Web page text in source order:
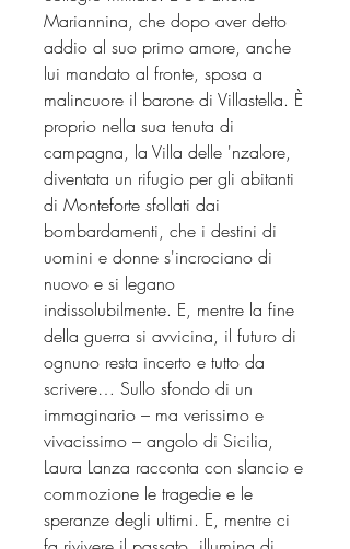
Mariannina, che dopo aver detto
addio al suo primo amore, anche
lui mandato al fronte, sposa a
malincuore il barone di Villastella. È
proprio nella sua tenuta di
campagna, la Villa delle 'nzalore,
diventata un rifugio per gli abitanti
di Monteforte sfollati dai
bombardamenti, che i destini di
uomini e donne s'incrociano di
nuovo e si legano
indissolubilmente. E, mentre la fine
della guerra si avvicina, il futuro di
ognuno resta incerto e tutto da
scrivere… Sullo sfondo di un
immaginario – ma verissimo e
vivacissimo – angolo di Sicilia,
Laura Lanza racconta con slancio e
commozione le tragedie e le
speranze degli ultimi. E, mentre ci